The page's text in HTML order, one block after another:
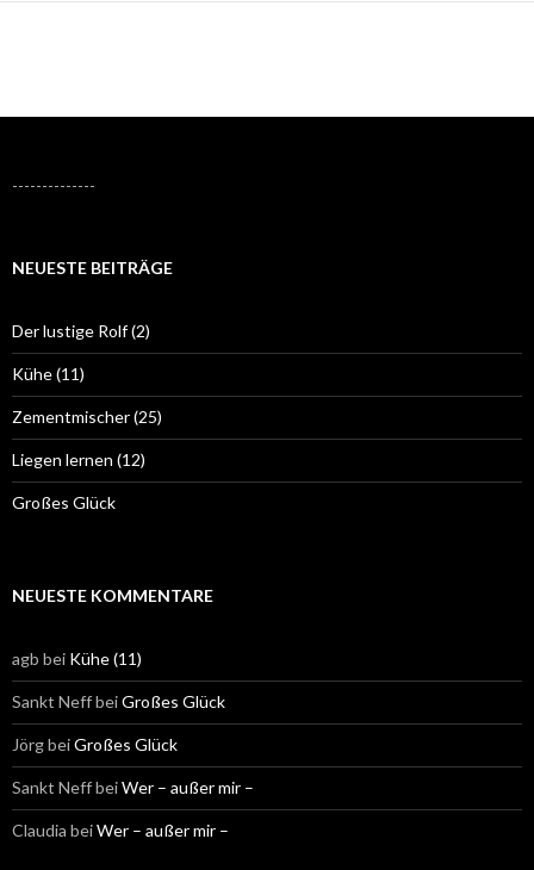
--------------
NEUESTE BEITRÄGE
Der lustige Rolf (2)
Kühe (11)
Zementmischer (25)
Liegen lernen (12)
Großes Glück
NEUESTE KOMMENTARE
agb bei Kühe (11)
Sankt NeffbeiGroßes Glück
JörgbeiGroßes Glück
Sankt NeffbeiWer – außer mir –
Claudia beiWer – außer mir –